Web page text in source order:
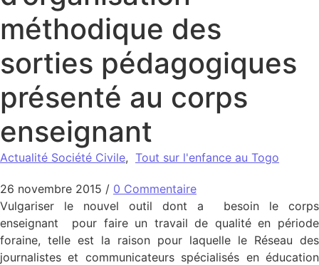
méthodique des
sorties pédagogiques
présenté au corps
enseignant
Actualité Société Civile, Tout sur l'enfance au Togo
26 novembre 2015 / 0 Commentaire
Vulgariser le nouvel outil dont a besoin le corps
enseignant pour faire un travail de qualité en période
foraine, telle est la raison pour laquelle le Réseau des
journalistes et communicateurs spécialisés en éducation